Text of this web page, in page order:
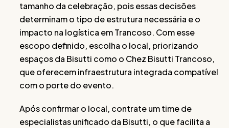
tamanho da celebração, pois essas decisões
determinam o tipo de estrutura necessária e o
impacto na logística em Trancoso. Com esse
escopo definido, escolha o local, priorizando
espaços da Bisutti como o Chez Bisutti Trancoso,
que oferecem infraestrutura integrada compatível
com o porte do evento.
Após confirmar o local, contrate um time de
especialistas unificado da Bisutti, o que facilita a